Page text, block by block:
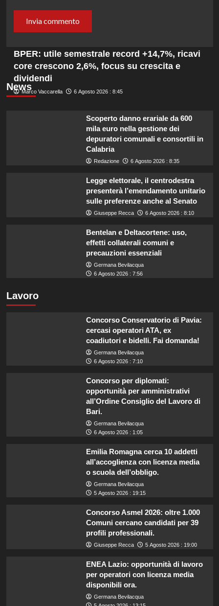
News
BPER: utile semestrale record +14,7%, ricavi
core crescono 2,6%, focus su crescita e
dividendi
Marco Vaccarella 6 Agosto 2026 : 8:45
Scoperto danno erariale da 600
mila euro nella gestione dei
depuratori comunali e consortili in
Calabria
Redazione 6 Agosto 2026 : 8:35
Legge elettorale, il centrodestra
presenterà l’emendamento unitario
sulle preferenze anche al Senato
Giuseppe Recca 6 Agosto 2026 : 8:10
Bentelan e Deltacortene: uso,
effetti collaterali comuni e
precauzioni essenziali
Germana Bevilacqua
6 Agosto 2026 : 7:56
Lavoro
Concorso Conservatorio di Pavia:
cercasi operatori ATA, ex
coadiutori e bidelli. Fai domanda!
Germana Bevilacqua
6 Agosto 2026 : 7:10
Concorso per diplomati:
opportunità per amministrativi
all’Ordine Consiglio del Lavoro di
Bari.
Germana Bevilacqua
6 Agosto 2026 : 1:05
Emilia Romagna cerca 10 addetti
all’accoglienza con licenza media
o scuola dell’obbligo.
Germana Bevilacqua
5 Agosto 2026 : 19:15
Concorso Asmel 2026: oltre 1.000
Comuni cercano candidati per 39
profili professionali.
Giuseppe Recca 5 Agosto 2026 : 19:00
ENEA Lazio: opportunità di lavoro
per operatori con licenza media
disponibili ora.
Germana Bevilacqua